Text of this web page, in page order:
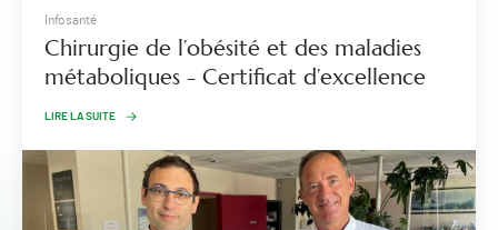
Infosanté
Chirurgie de l’obésité et des maladies
métaboliques - Certificat d’excellence
LIRE LA SUITE